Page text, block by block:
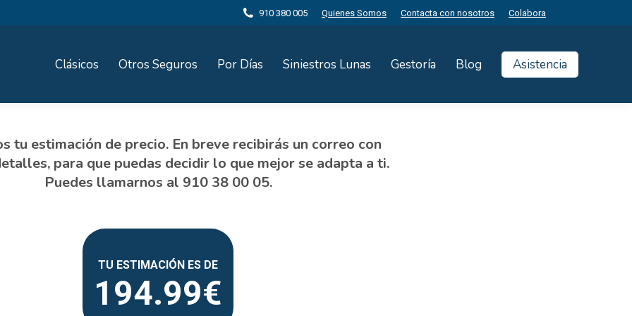
910 380 005 Quienes Somos Contacta con nosotros Colabora
Clásicos Otros Seguros Por Días Siniestros Lunas Gestoría Blog Asistencia
194.99